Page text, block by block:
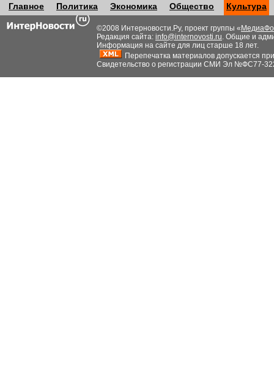
Главное Политика Экономика Общество Культура
©2008 Интерновости.Ру, проект группы «
Редакция сайта: info@internovosti.ru. Общие и
Информация на сайте для лиц старше 18 лет.
Перепечатка материалов допускается
Свидетельство о регистрации СМИ Эл №ФС77-